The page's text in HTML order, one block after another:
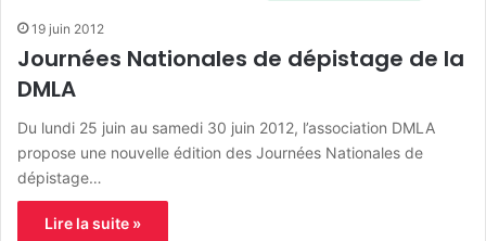
19 juin 2012
Journées Nationales de dépistage de la
DMLA
Du lundi 25 juin au samedi 30 juin 2012, l’association DMLA
propose une nouvelle édition des Journées Nationales de
dépistage…
Lire la suite »